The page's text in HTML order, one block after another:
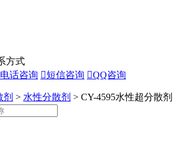
电话咨询 短信咨询 QQ咨询
剂 > 水性分散剂 > CY-4595水性超分散剂